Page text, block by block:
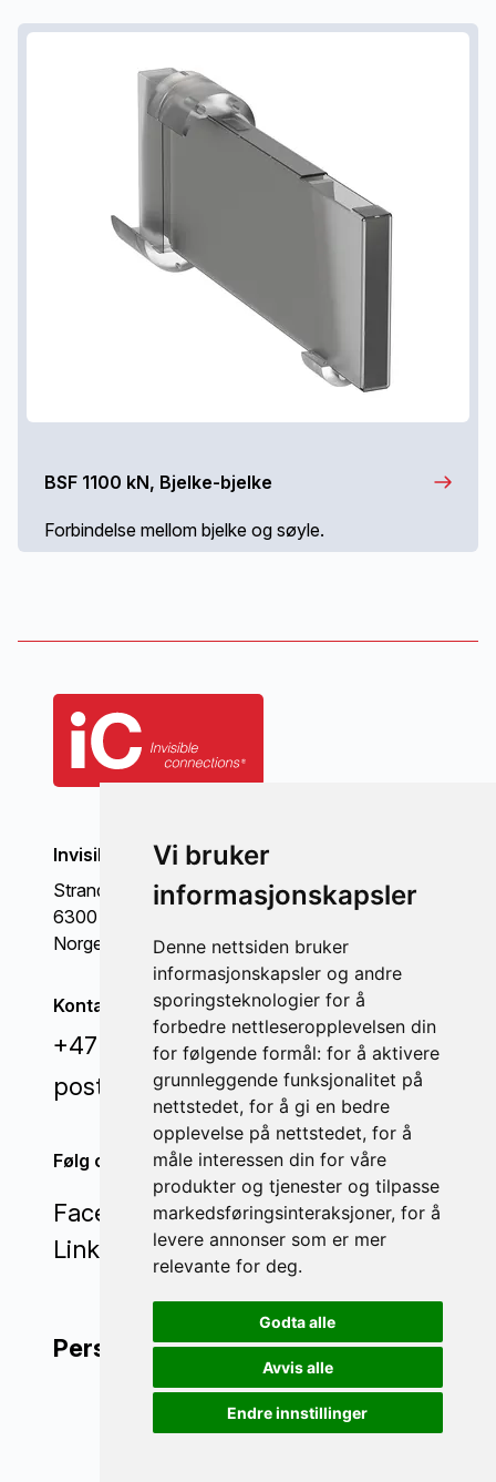
Vi bruker
informasjonskapsler
Denne nettsiden bruker
informasjonskapsler og andre
sporingsteknologier for å
forbedre nettleseropplevelsen din
for følgende formål: for å aktivere
grunnleggende funksjonalitet på
nettstedet, for å gi en bedre
opplevelse på nettstedet, for å
måle interessen din for våre
produkter og tjenester og tilpasse
markedsføringsinteraksjoner, for å
levere annonser som er mer
relevante for deg.
Godta alle
Avvis alle
Endre innstillinger
BSF 1100 kN, Bjelke-bjelke
Forbindelse mellom bjelke og søyle.
Invisible Connections AS
Strandgata 98
6300 Åndalsnes
Norge
Kontakt oss
+47 71 22 44 70
post@invisi.no
Følg oss
Facebook
LinkedIn
Personvern